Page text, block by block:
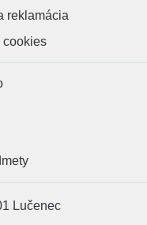
reklamácia
cookies
Lučenec